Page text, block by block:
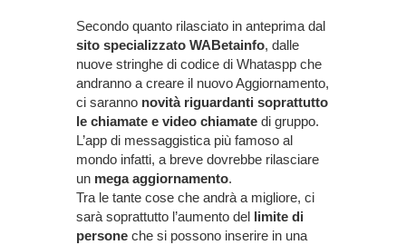
Secondo quanto rilasciato in anteprima dal
sito specializzato WABetainfo, dalle
nuove stringhe di codice di Whataspp che
andranno a creare il nuovo Aggiornamento,
ci saranno novità riguardanti soprattutto
le chiamate e video chiamate di gruppo.
L’app di messaggistica più famoso al
mondo infatti, a breve dovrebbe rilasciare
un mega aggiornamento.
Tra le tante cose che andrà a migliore, ci
sarà soprattutto l’aumento del limite di
persone che si possono inserire in una